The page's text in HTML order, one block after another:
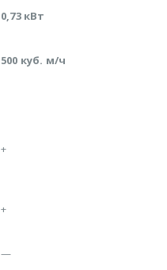
0,73 кВт
500 куб. м/ч
+
+
—